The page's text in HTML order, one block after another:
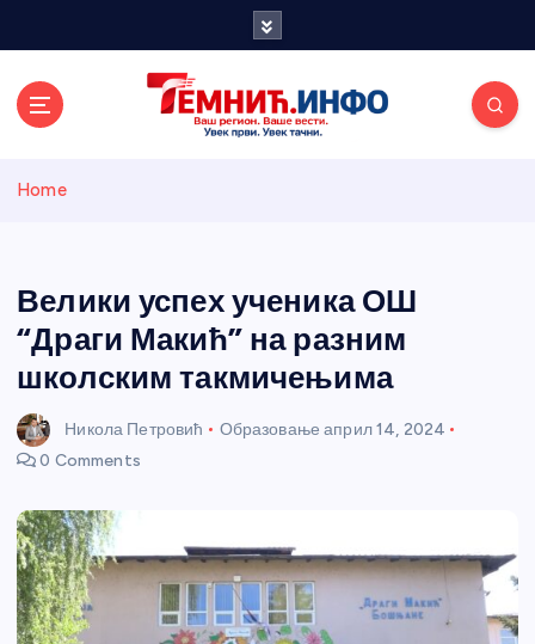
и портал
Home
Велики успех ученика ОШ
“Драги Макић” на разним
школским такмичењима
Никола Петровић Образовање април 14, 2024
0 Comments